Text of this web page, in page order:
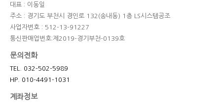
대표 : 이동일
주소 : 경기도 부천시 경인로 132(송내동) 1층 LS시스템공조
사업자번호 : 512-13-91227
통신판매업번호:제2019-경기부천-0139호
문의전화
TEL. 032-502-5989
HP. 010-4491-1031
계좌정보